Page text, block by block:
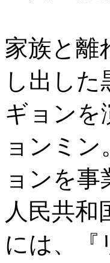
家族と離
し出し
ギョンを
ョンミ
ョンを
人民共和
には、『